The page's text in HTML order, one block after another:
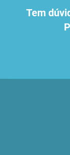
Tem